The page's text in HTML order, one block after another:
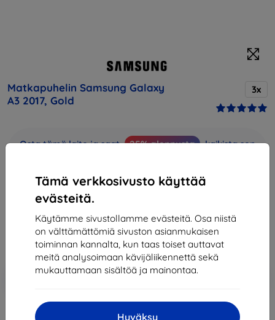
Tämä verkkosivusto käyttää
evästeitä.
Käytämme sivustollamme evästeitä. Osa niistä
on välttämättömiä sivuston asianmukaisen
toiminnan kannalta, kun taas toiset auttavat
meitä analysoimaan kävijäliikennettä sekä
mukauttamaan sisältöä ja mainontaa.
Hyväksy
Matkapuhelin Samsung Galaxy
A3 2017, Gold
3x
Osta tämä laite ja saat 25% alennusta
kaikista sen
Kuvaus ja tekniset tiedot
163,90 €
147,51 €
-10%
Alennus kupongilla